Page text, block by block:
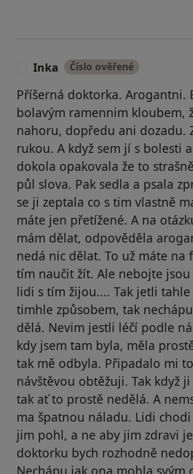
Inka Číslo ověřené
Příšerná doktorka. Arogantni.
bolavým ramennim kloubem,
nahoru, dopředu ani dozadu.
rukou. A když sem jí s bolesti
dokola opakovala že to
půl slova. Pak sedla a psala
se ji zeptala co s tim vlastně
máte jen přetížené. A na
mám dělat, odpověděla
nedá nic dělat. To už máte na
tím naučit žít. Ale nebojte
lidi s tím žijou.... Tak jetli
timhle způsobem, tak
dělá. Nevim jestli léčí podle
kdy jsem tam byla, měla
tak mě odbyla. Připadalo mi
návštěvou obtěžuji. Tak když
tak ať to prostě nedělá. A
ma špatnou náladu. Lidi
jim pohl, a ne aby jim zdravi
doktorku bych rozhodně
Nechápu jak ona mohla svým